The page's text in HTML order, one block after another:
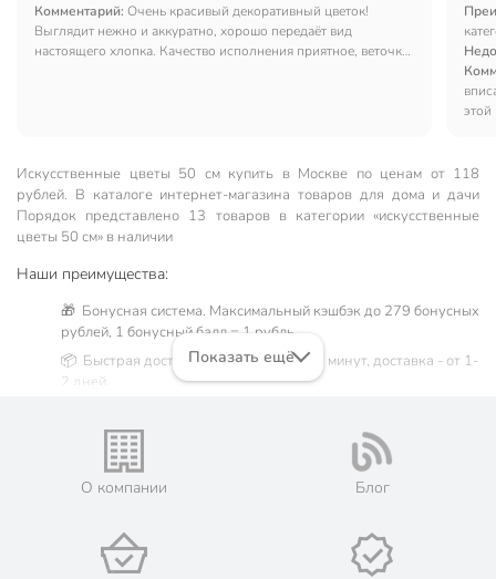
Комментарий: Очень красивый декоративный цветок!
Выглядит нежно и аккуратно, хорошо передаёт вид
настоящего хлопка. Качество исполнения приятное, веточка
этой
Искусственные цветы 50 см купить в Москве по ценам от 118
рублей. В каталоге интернет-магазина товаров для дома и дачи
Порядок представлено 13 товаров в категории «искусственные
цветы 50 см» в наличии
Наши преимущества:
🎁 Бонусная система. Максимальный кэшбэк до 279 бонусных
рублей, 1 бонусный балл = 1 рубль.
📦 Быстрая доставка. Самовывоз от 60 минут, доставка - от 1-
2 дней.
Жители Московской области могут сделать заказ и оплатить
его онлайн на официальном сайте сети магазинов Порядок.
💳 Оплата: онлайн на сайте интернет-гипермаркета или
🛍 Скидки, акции, распродажи каждый день!
📜 Только оригинальная продукция. Интернет-гипермаркет
Показать ещё
О компании Блог